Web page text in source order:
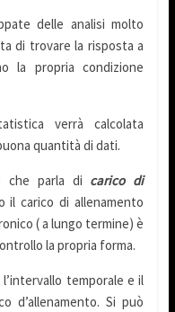
delle analisi molto
di trovare la risposta a
la propria condizione
verrà calcolata
quantità di dati.
che parla di carico di
carico di allenamento
( a lungo termine) è
la propria forma.
temporale e il
d’allenamento. Si può